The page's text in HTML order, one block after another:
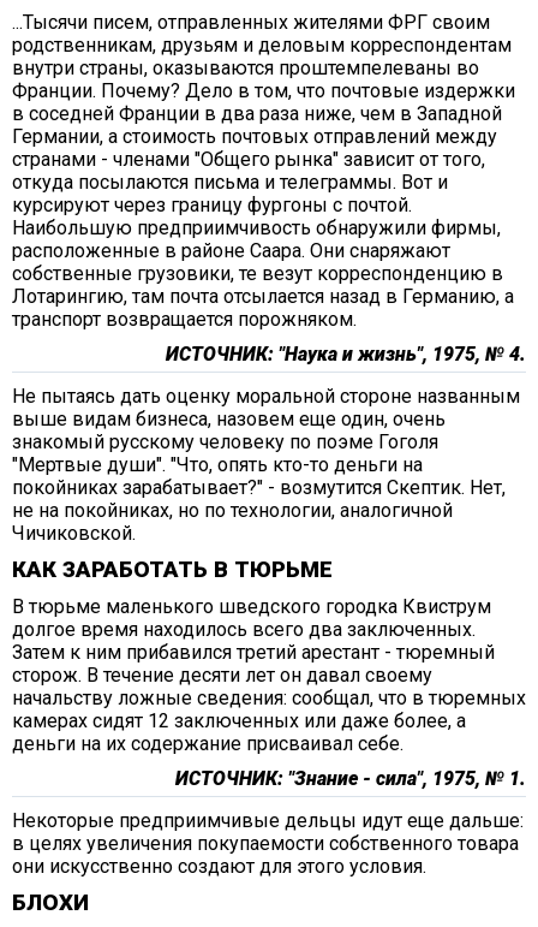
...Тысячи писем, отправленных жителями ФРГ своим
родственникам, друзьям и деловым корреспондентам
внутри страны, оказываются проштемпелеваны во
Франции. Почему? Дело в том, что почтовые издержки
в соседней Франции в два раза ниже, чем в Западной
Германии, а стоимость почтовых отправлений между
странами - членами "Общего рынка" зависит от того,
откуда посылаются письма и телеграммы. Вот и
курсируют через границу фургоны с почтой.
Наибольшую предприимчивость обнаружили фирмы,
расположенные в районе Саара. Они снаряжают
собственные грузовики, те везут корреспонденцию в
Лотарингию, там почта отсылается назад в Германию, а
транспорт возвращается порожняком.
ИСТОЧНИК: "Наука и жизнь", 1975, № 4.
Не пытаясь дать оценку моральной стороне названным
выше видам бизнеса, назовем еще один, очень
знакомый русскому человеку по поэме Гоголя
"Мертвые души". "Что, опять кто-то деньги на
покойниках зарабатывает?" - возмутится Скептик. Нет,
не на покойниках, но по технологии, аналогичной
Чичиковской.
КАК ЗАРАБОТАТЬ В ТЮРЬМЕ
В тюрьме маленького шведского городка Квиструм
долгое время находилось всего два заключенных.
Затем к ним прибавился третий арестант - тюремный
сторож. В течение десяти лет он давал своему
начальству ложные сведения: сообщал, что в тюремных
камерах сидят 12 заключенных или даже более, а
деньги на их содержание присваивал себе.
ИСТОЧНИК: "Знание - сила", 1975, № 1.
Некоторые предприимчивые дельцы идут еще дальше:
в целях увеличения покупаемости собственного товара
они искусственно создают для этого условия.
БЛОХИ